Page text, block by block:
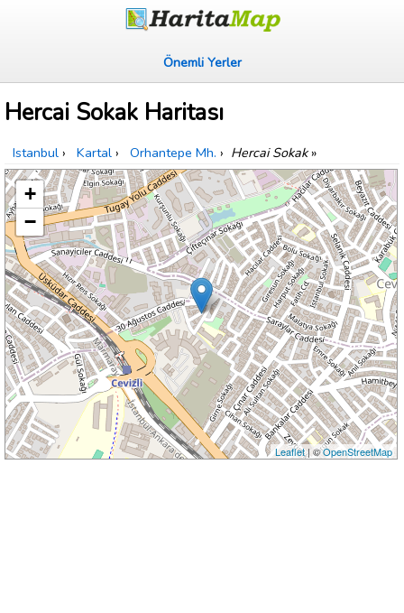
Önemli Yerler
Hercai Sokak Haritası
Istanbul › Kartal › Orhantepe Mh. › Hercai Sokak»
+
−
Leaflet| ©OpenStreetMap